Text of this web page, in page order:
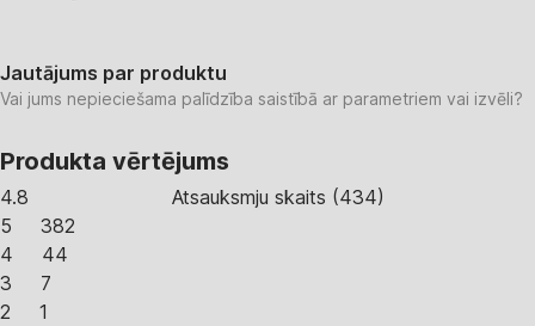
Jautājums par produktu
Vai jums nepieciešama palīdzība saistībā ar parametriem vai izvēli?
Produkta vērtējums
4.8 Atsauksmju skaits (434)
5
382
4
44
3
7
2
1